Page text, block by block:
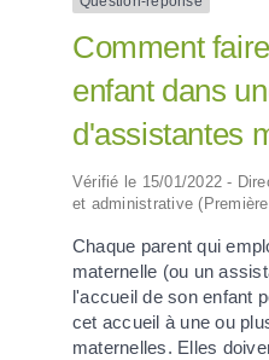
Comment
enfant dans
d'assistantes
Vérifié le 15/01/2022 -
et administrative
Chaque parent qui
maternelle (ou un
l'accueil de son enfant
cet accueil à une ou
maternelles. Elles